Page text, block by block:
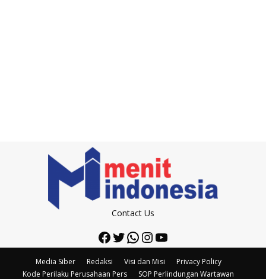
Contact Us
Facebook
Twitter
WhatsApp
Instagram
YouTube
Media Siber Redaksi Visi dan Misi
Privacy Policy
Kode Perilaku Perusahaan Pers
SOP Perlindungan Wartawan